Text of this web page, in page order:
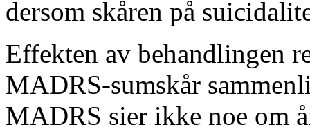
dersom skåren på
Effekten av behandlingen
MADRS-sumskår
MADRS sier ikke noe om